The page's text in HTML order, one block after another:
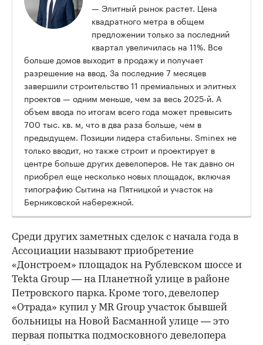
— Элитный рынок растет. Цена
квадратного метра в общем
предложении только за последний
квартал увеличилась на 11%. Все
больше домов выходит в продажу и получает
разрешение на ввод. За последние 7 месяцев
завершили строительство 11 премиальных и элитных
проектов — одним меньше, чем за весь 2025-й. А
объем ввода по итогам всего года может превысить
700 тыс. кв. м, что в два раза больше, чем в
предыдущем. Позиции лидера стабильны. Sminex не
только вводит, но также строит и проектирует в
центре больше других девелоперов. Не так давно он
приобрел еще несколько новых площадок, включая
типографию Сытина на Пятницкой и участок на
Берниковской набережной.
Среди других заметных сделок с начала года в
Ассоциации называют приобретение
«Донстроем» площадок на Рублевском шоссе и
Tekta Group — на Планетной улице в районе
Петровского парка. Кроме того, девелопер
«Отрада» купил у MR Group участок бывшей
больницы на Новой Басманной улице — это
первая попытка подмосковного девелопера